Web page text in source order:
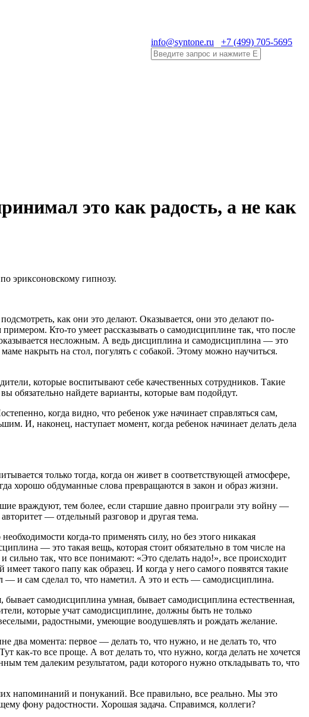
info@syntone.ru +7 (499) 705-5695
это как радость, а не как
эриксоновскому гипнозу.
как они это делают. Оказывается, они это делают по-
Кто-то умеет рассказывать о самодисциплине так, что после
несложным. А ведь дисциплина и самодисциплина ― это
накрыть на стол, погулять с собакой. Этому можно научиться.
которые воспитывают себе качественных сотрудников. Такие
обязательно найдете варианты, которые вам подойдут.
когда видно, что ребенок уже начинает справляться сам,
И, наконец, наступает момент, когда ребенок начинает делать дела
только тогда, когда он живет в соответствующей атмосфере,
хорошо обдуманные слова превращаются в закон и образ жизни.
враждуют, тем более, если старшие давно проиграли эту войну ―
― отдельный разговор и другая тема.
когда-то применять силу, но без этого никакая
― это такая вещь, которая стоит обязательно в том числе на
так, что все понимают: «Это сделать надо!», все происходит
такого папу как образец. И когда у него самого появятся такие
— и сам сделал то, что наметил. А это и есть ― самодисциплина.
самодисциплина умная, бывает самодисциплина естественная,
которые учат самодисциплине, должны быть не только
радостными, умеющие воодушевлять и рождать желание.
два момента: первое ― делать то, что нужно, и не делать то, что
как-то все проще. А вот делать то, что нужно, когда делать не хочется
тем далеким результатом, ради которого нужно откладывать то, что
напоминаний и понуканий. Все правильно, все реально. Мы это
фону радостности. Хорошая задача. Справимся, коллеги?